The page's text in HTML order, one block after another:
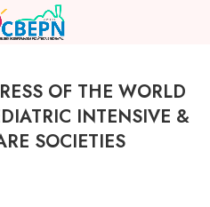
OF THE WORLD
INTENSIVE &
SOCIETIES